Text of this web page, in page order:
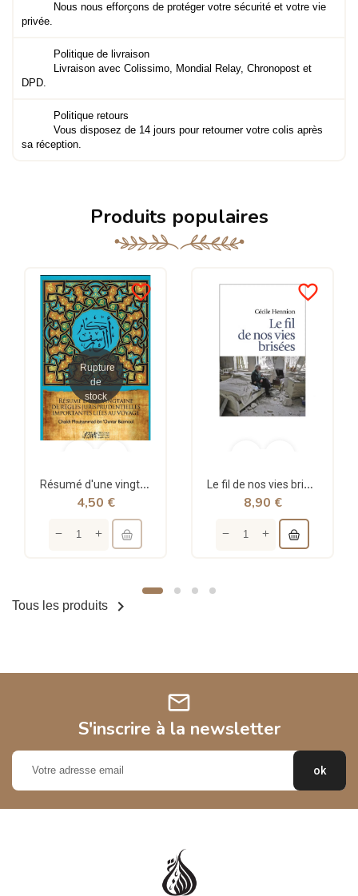
Nous nous efforçons de protéger votre sécurité et votre vie
privée.
Politique de livraison
Livraison avec Colissimo, Mondial Relay, Chronopost et
DPD.
Politique retours
Vous disposez de 14 jours pour retourner votre colis après
sa réception.
Produits populaires
favorite_border
Rupture
de
stock
Résumé d'une vingtaine de règles jurisprudentielles liées au voyage - Bazmoul - Héritage...
4,50 €
favorite_border
Le fil de nos vies brisées - poche - Cécile Hennion - Points
8,90 €
Tous les produits 
mail
S'inscrire à la newsletter